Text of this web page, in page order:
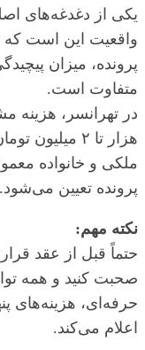
یکی از دغدغه‌های
واقعیت این است که
پرونده، میزان
متفاوت است.
هزار تا ۲
ملکی و خانواده
پرونده تعیین می‌شود.
نکته مهم:
حتماً قبل از عقد
صحبت کنید و همه
حرفه‌ای، هزینه‌های
اعلام می‌کند.